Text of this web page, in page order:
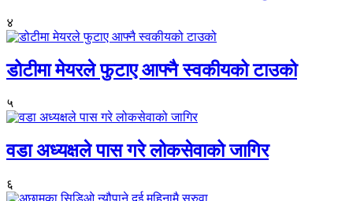
४
डोटीमा मेयरले फुटाए आफ्नै स्वकीयको टाउको
५
वडा अध्यक्षले पास गरे लोकसेवाको जागिर
६